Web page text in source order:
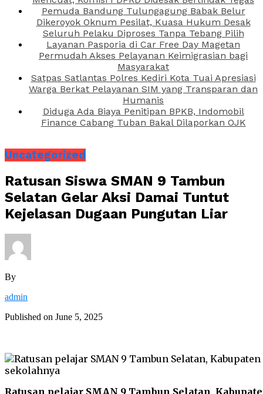
Pemuda Bandung Tulungagung Babak Belur
Dikeroyok Oknum Pesilat, Kuasa Hukum Desak
Seluruh Pelaku Diproses Tanpa Tebang Pilih
Layanan Pasporia di Car Free Day Magetan
Permudah Akses Pelayanan Keimigrasian bagi
Masyarakat
Satpas Satlantas Polres Kediri Kota Tuai Apresiasi
Warga Berkat Pelayanan SIM yang Transparan dan
Humanis
Diduga Ada Biaya Penitipan BPKB, Indomobil
Finance Cabang Tuban Bakal Dilaporkan OJK
Uncategorized
Ratusan Siswa SMAN 9 Tambun
Selatan Gelar Aksi Damai Tuntut
Kejelasan Dugaan Pungutan Liar
By
admin
Published on June 5, 2025